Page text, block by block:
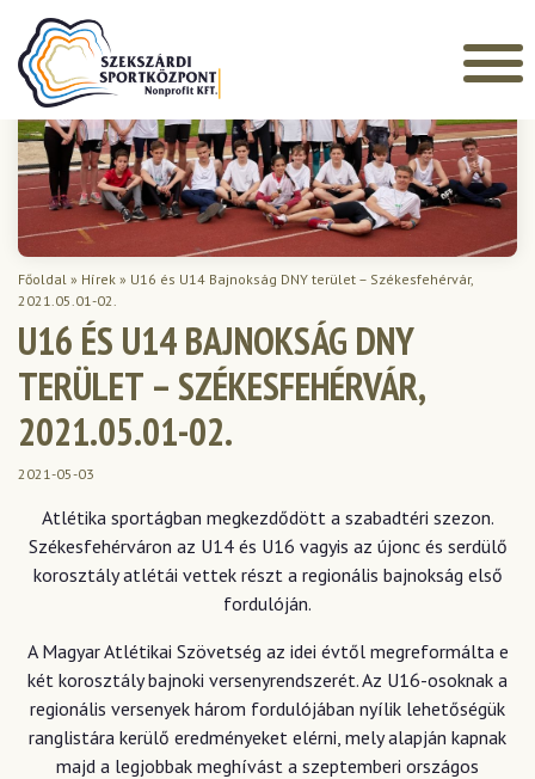
Főoldal » Hírek » U16 és U14 Bajnokság DNY terület – Székesfehérvár,
2021.05.01-02.
U16 ÉS U14 BAJNOKSÁG DNY
TERÜLET – SZÉKESFEHÉRVÁR,
2021.05.01-02.
2021-05-03
Atlétika sportágban megkezdődött a szabadtéri szezon.
Székesfehérváron az U14 és U16 vagyis az újonc és serdülő
korosztály atlétái vettek részt a regionális bajnokság első
fordulóján.
A Magyar Atlétikai Szövetség az idei évtől megreformálta e
két korosztály bajnoki versenyrendszerét. Az U16-osoknak a
regionális versenyek három fordulójában nyílik lehetőségük
ranglistára kerülő eredményeket elérni, mely alapján kapnak
majd a legjobbak meghívást a szeptemberi országos